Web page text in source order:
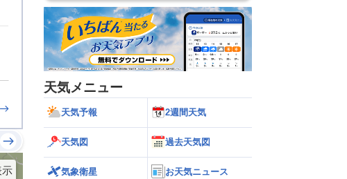
天気メニュー
天気予報 2週間天気
天気図 過去天気図
気象衛星 お天気ニュース